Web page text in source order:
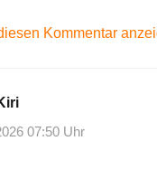
Kommentar
07:50 Uhr